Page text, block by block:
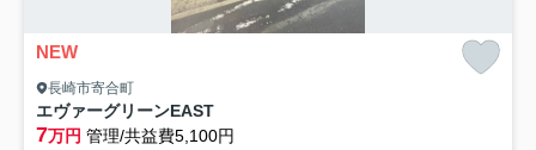
NEW
長崎市寄合町
エヴァーグリーンEAST
7万円 管理/共益費5,100円